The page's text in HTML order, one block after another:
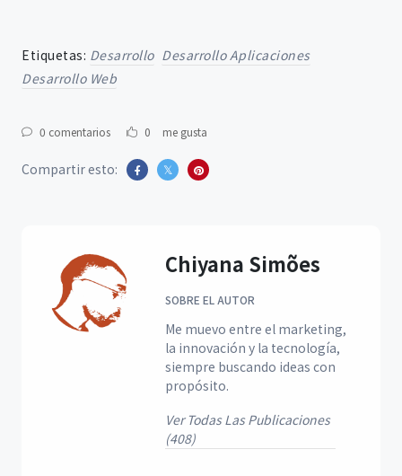
Etiquetas: Desarrollo Desarrollo Aplicaciones
Desarrollo Web
0 comentarios 0 me gusta
Compartir esto:
Chiyana Simões
SOBRE EL AUTOR
Me muevo entre el marketing,
la innovación y la tecnología,
siempre buscando ideas con
propósito.
Ver Todas Las Publicaciones
(408)